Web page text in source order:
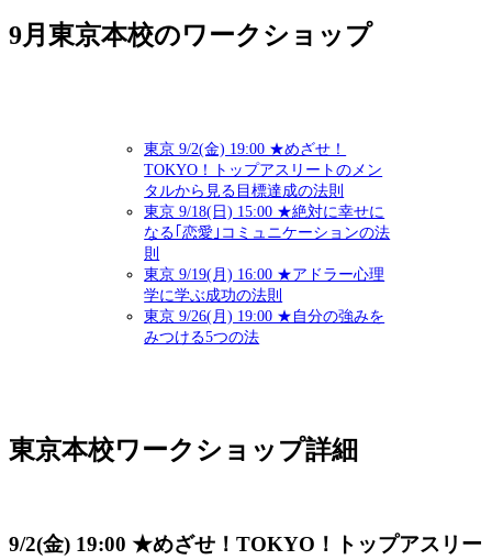
9月東京本校のワークショップ
東京 9/2(金) 19:00 ★めざせ！
TOKYO！トップアスリートのメン
タルから見る目標達成の法則
東京 9/18(日) 15:00 ★絶対に幸せに
なる｢恋愛｣コミュニケーションの法
則
東京 9/19(月) 16:00 ★アドラー心理
学に学ぶ成功の法則
東京 9/26(月) 19:00 ★自分の強みを
みつける5つの法
東京本校ワークショップ詳細
9/2(金) 19:00 ★めざせ！TOKYO！トップアスリー